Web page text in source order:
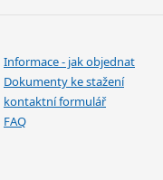
Informace - jak objednat
Dokumenty ke stažení
kontaktní formulář
FAQ